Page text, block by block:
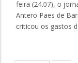
feira (24.07), o
Antero Paes de
criticou os gastos